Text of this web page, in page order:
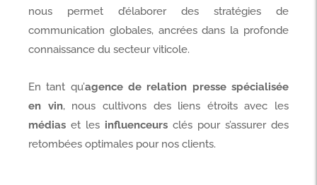
nous permet d’élaborer des stratégies de
communication globales, ancrées dans la profonde
connaissance du secteur viticole.
En tant qu’agence de relation presse spécialisée
en vin, nous cultivons des liens étroits avec les
médias et les influenceurs clés pour s’assurer des
retombées optimales pour nos clients.